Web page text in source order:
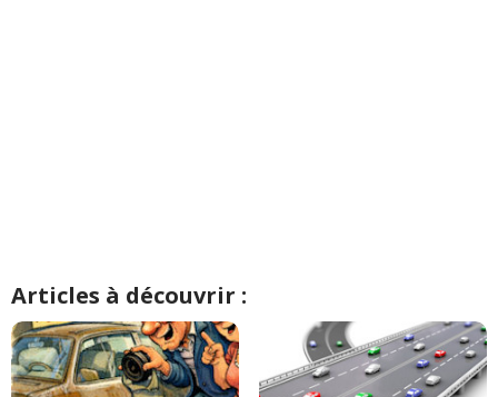
Articles à découvrir :